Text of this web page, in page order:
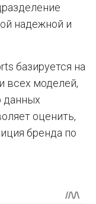
надежной и
базируется на
всех моделей,
данных
оценить,
бренда по